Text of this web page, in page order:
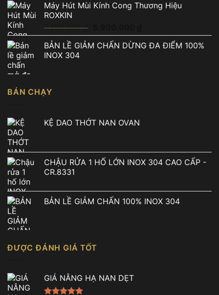
Máy Hút Mùi Kính Cong Thương Hiệu
ROXKIN
7.490.000₫
gốc
là:
hiện
tại
BẢN LỀ GIẢM CHẤN DỪNG ĐA ĐIỂM 100%
INOX 304
BÁN CHẠY
KỆ DAO THỚT NAN OVAN
CHẬU RỬA 1 HỐ LỚN INOX 304 CAO CẤP -
CR.8331
BẢN LỀ GIẢM CHẤN 100% INOX 304
ĐƯỢC ĐÁNH GIÁ TỐT
GIÁ NÂNG HẠ NAN DẸT